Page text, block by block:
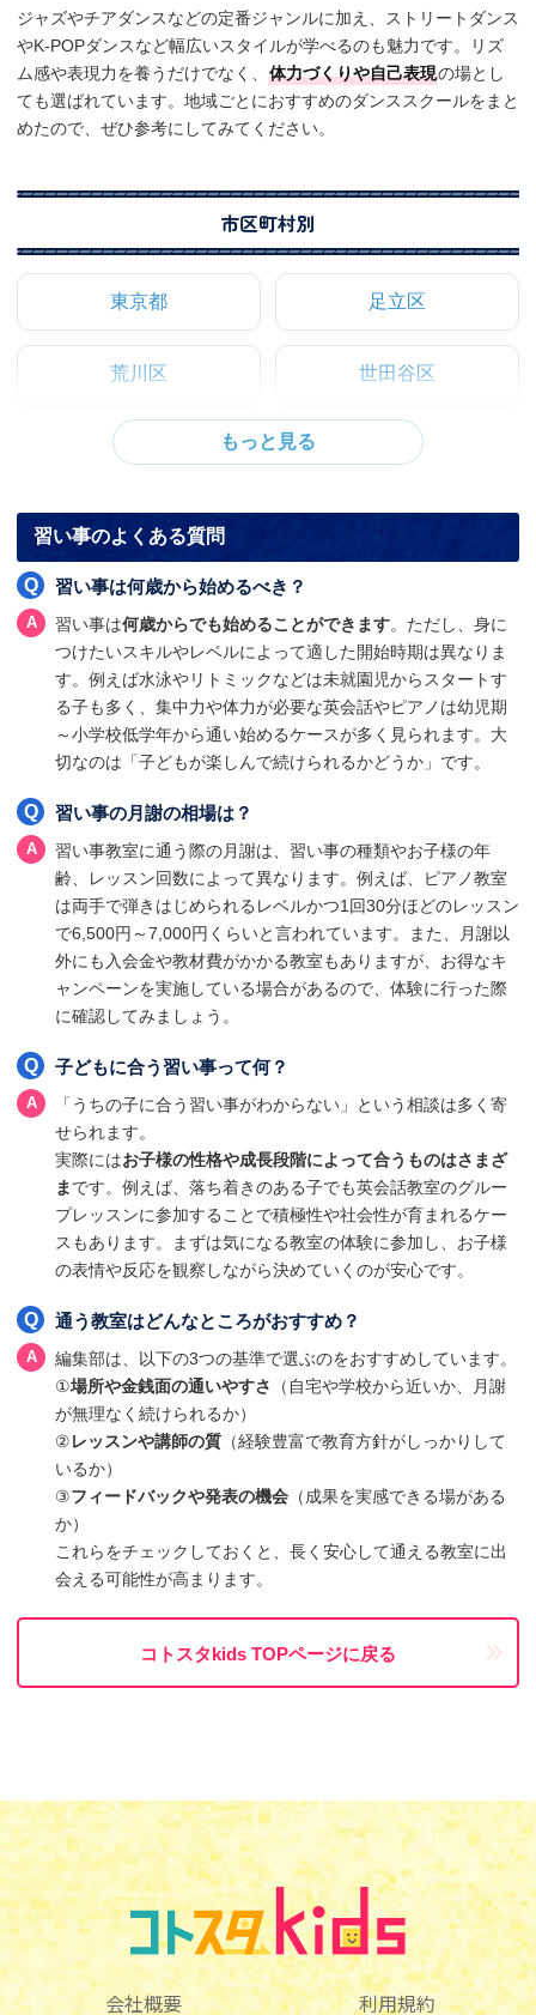
ジャズやチアダンスなどの定番ジャンルに加え、ストリートダンス
やK-POPダンスなど幅広いスタイルが学べるのも魅力です。リズ
ム感や表現力を養うだけでなく、 体力づくりや自己表現の場とし
ても選ばれています。地域ごとにおすすめのダンススクールをまと
めたので、ぜひ参考にしてみてください。
市区町村別
東京都 足立区
荒川区 世田谷区
習い事のよくある質問
習い事は何歳から始めるべき？
習い事は何歳からでも始めることができます。ただし、身に
つけたいスキルやレベルによって適した開始時期は異なりま
す。例えば水泳やリトミックなどは未就園児からスタートす
る子も多く、集中力や体力が必要な英会話やピアノは幼児期
～小学校低学年から通い始めるケースが多く見られます。大
切なのは「子どもが楽しんで続けられるかどうか」です。
習い事の月謝の相場は？
習い事教室に通う際の月謝は、習い事の種類やお子様の年
齢、レッスン回数によって異なります。例えば、ピアノ教室
は両手で弾きはじめられるレベルかつ1回30分ほどのレッスン
で6,500円～7,000円くらいと言われています。また、月謝以
外にも入会金や教材費がかかる教室もありますが、お得なキ
ャンペーンを実施している場合があるので、体験に行った際
に確認してみましょう。
子どもに合う習い事って何？
「うちの子に合う習い事がわからない」という相談は多く寄
せられます。
実際にはお子様の性格や成長段階によって合うものはさまざ
ま です。例えば、落ち着きのある子でも英会話教室のグルー
プレッスンに参加することで積極性や社会性が育まれるケー
スもあります。まずは気になる教室の体験に参加し、お子様
の表情や反応を観察しながら決めていくのが安心です。
通う教室はどんなところがおすすめ？
編集部は、以下の3つの基準で選ぶのをおすすめしています。
①場所や金銭面の通いやすさ
（自宅や学校から近いか、月謝
が無理なく続けられるか）
②レッスンや講師の質 （経験豊富で教育方針がしっかりして
いるか）
③フィードバックや発表の機会 （成果を実感できる場がある
か）
これらをチェックしておくと、長く安心して通える教室に出
会える可能性が高まります。
コトスタkids TOPページに戻る
会社概要 利用規約